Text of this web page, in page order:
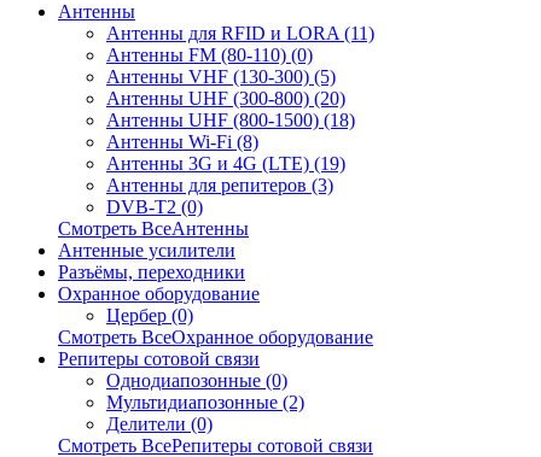
Антенны
Антенны для RFID и LORA (11)
Антенны FM (80-110) (0)
Антенны VHF (130-300) (5)
Антенны UHF (300-800) (20)
Антенны UHF (800-1500) (18)
Антенны Wi-Fi (8)
Антенны 3G и 4G (LTE) (19)
Антенны для репитеров (3)
DVB-T2 (0)
Смотреть ВсеАнтенны
Антенные усилители
Разъёмы, переходники
Охранное оборудование
Цербер (0)
Смотреть ВсеОхранное оборудование
Репитеры сотовой связи
Однодиапозонные (0)
Мультидиапозонные (2)
Делители (0)
Смотреть ВсеРепитеры сотовой связи